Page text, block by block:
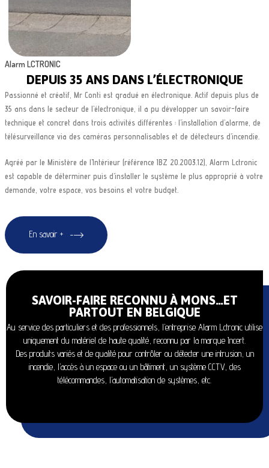
Alarm LCTRONIC
DEPUIS 35 ANS DANS L’ÉLECTRONIQUE
Passionné et créatif, Mr Conti est gradué en électronique. Actif depuis plus de
35 ans dans le secteur de l’électronique, il a pu développer un savoir-faire
technique et concret dans trois activités différentes : l’installation d’alarme, de
télésurveillance via des caméras personnalisables et de détecteurs d’incendie.
Agréé par le Ministère de l’Intérieur (référence IBZ 20.2003.12), Alarm Lctronic
est capable de déterminer puis d’installer le système le plus approprié à votre
demande, votre espace, vos besoins et votre budget.
En savoir +
SAVOIR-FAIRE RECONNU À MONS…ET
PARTOUT EN BELGIQUE
Au service des particuliers et des professionnels, l’entreprise Alarm Lctronic utilise
uniquement du matériel de haute qualité, reconnu par la marque Incert.
Des produits variés et de qualité pour contrôler ou détecter une intrusion, un
incendie, l’accès à un espace ou un bâtiment, un système CCTV, des
télécommandes, l’automatisation de systèmes, etc.